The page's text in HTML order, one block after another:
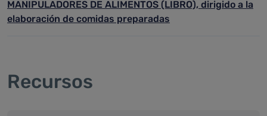
MANIPULADORES DE ALIMENTOS (LIBRO), dirigido a la
elaboración de comidas preparadas
Recursos